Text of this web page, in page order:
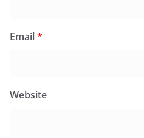
Email*
Website